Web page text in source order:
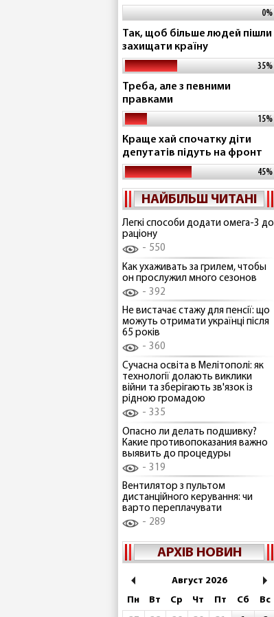
0%
Так, щоб більше людей пішли
захищати країну
35%
Треба, але з певними
правками
15%
Краще хай спочатку діти
депутатів підуть на фронт
45%
НАЙБІЛЬШ ЧИТАНІ
Легкі способи додати омега-3 до
раціону
550
Как ухаживать за грилем, чтобы
он прослужил много сезонов
392
Не вистачає стажу для пенсії: що
можуть отримати українці після
65 років
360
Сучасна освіта в Мелітополі: як
технології долають виклики
війни та зберігають зв'язок із
рідною громадою
335
Опасно ли делать подшивку?
Какие противопоказания важно
выявить до процедуры
319
Вентилятор з пультом
дистанційного керування: чи
варто переплачувати
289
АРХІВ НОВИН
Август 2026
Пн
Вт Ср Чт Пт Сб
Вс